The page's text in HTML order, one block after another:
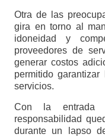
Otra de las
gira en torno al
idoneidad y
proveedores de
generar costos
permitido
servicios.
Con la entrada
responsabilidad
durante un lapso